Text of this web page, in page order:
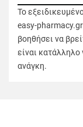
Το
easy-
βοηθήσει να
είναι κατάλληλο
ανάγκη.